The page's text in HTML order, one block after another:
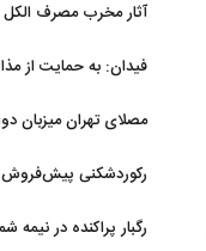
آثار مخرب مصرف الکل
فیدان: به حمایت از
مصلای تهران میزبان
رکوردشکنی
رگبار پراکنده در نیمه